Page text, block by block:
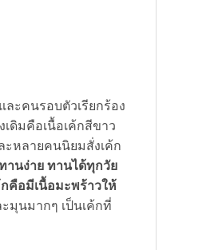
ะคนรอบตัวเรียกร้อง
ดิมคือเนื้อเค้กสีขาว
ะหลายคนนิยมสั่งเค้ก
านง่าย ทานได้ทุกวัย
คือมีเนื้อมะพร้าวให้
มุนมากๆ เป็นเค้กที่